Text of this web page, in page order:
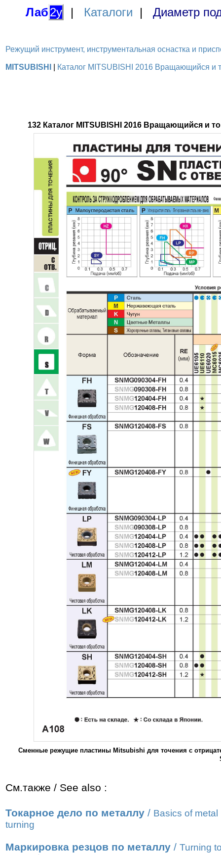
Лаб2у | Каталоги | Диаметр
Режущий инструмент, инструментальная оснастка и
MITSUBISHI Каталог MITSUBISHI 2016 Вращающийся и
132 Каталог MITSUBISHI 2016 Вращающийся и
Сменные режущие пластины Mitsubishi для точения с
См.также / See also :
Токарное дело по металлу / Basics of metal
turning
Маркировка резцов по металлу / Turning